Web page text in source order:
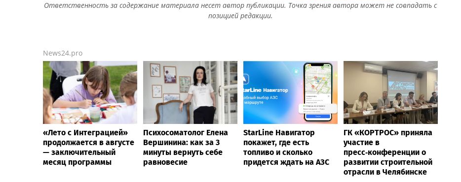
Ответственность за содержание материала несет автор публикации. Точка зрения автора может не совпадать с
позицией редакции.
News24.pro
«Лето с Интеграцией»
продолжается в августе
— заключительный
месяц программы
Психосоматолог Елена
Вершинина: как за 3
минуты вернуть себе
равновесие
StarLine Навигатор
покажет, где есть
топливо и сколько
придется ждать на АЗС
ГК «КОРТРОС» приняла
участие в
пресс‑конференции о
развитии строительной
отрасли в Челябинске